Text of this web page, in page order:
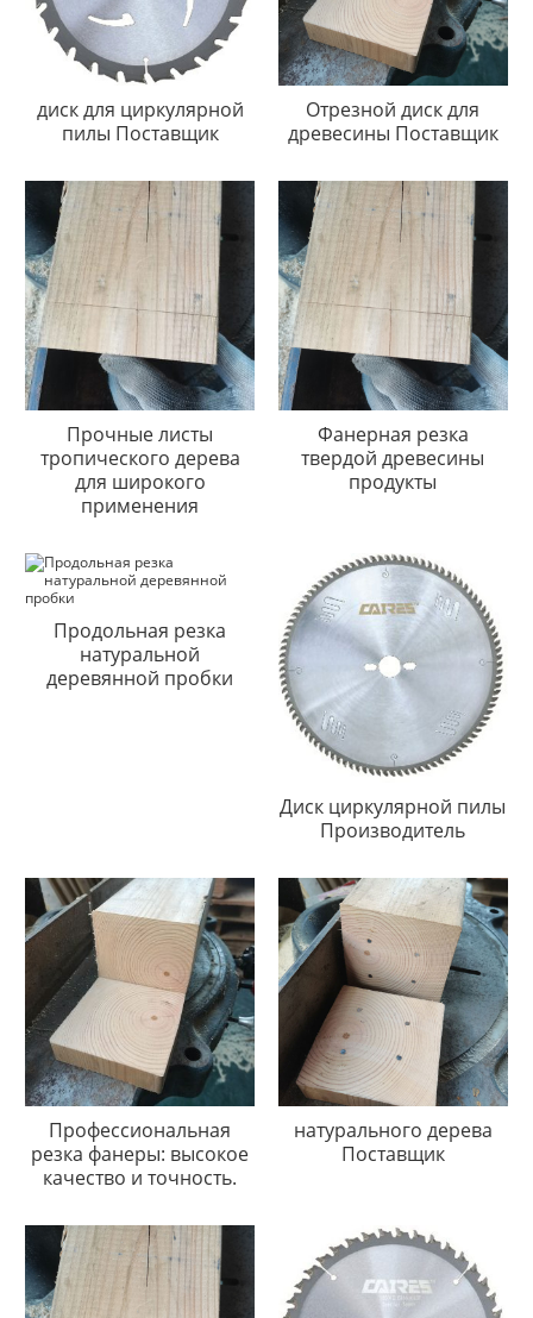
диск для циркулярной
пилы Поставщик
Отрезной диск для
древесины Поставщик
Прочные листы
тропического дерева
для широкого
применения
Фанерная резка
твердой древесины
продукты
Продольная резка
натуральной
деревянной пробки
Диск циркулярной пилы
Производитель
Профессиональная
резка фанеры: высокое
качество и точность.
натурального дерева
Поставщик